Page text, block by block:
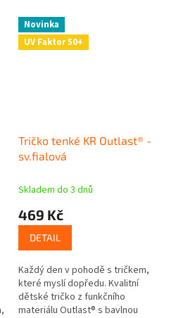
Novinka
UV Faktor 50+
Tričko tenké KR Outlast® -
sv.fialová
Skladem do 3 dnů
469 Kč
DETAIL
Každý den v pohodě s tričkem,
které myslí dopředu. Kvalitní
dětské tričko z funkčního
materiálu Outlast® s bavlnou